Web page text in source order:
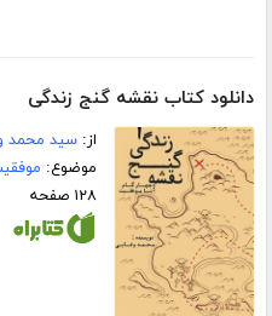
دانلود کتاب نقشه گنج زندگی
از:سید محمد
موضوع:
۱۲۸ صفحه